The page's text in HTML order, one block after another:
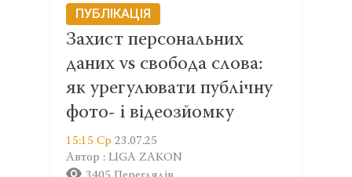
ПУБЛІКАЦІЯ
Захист персональних
даних vs свобода слова:
як урегулювати публічну
фото- і відеозйомку
15:15 Ср 23.07.25
Автор : LIGA ZAKON